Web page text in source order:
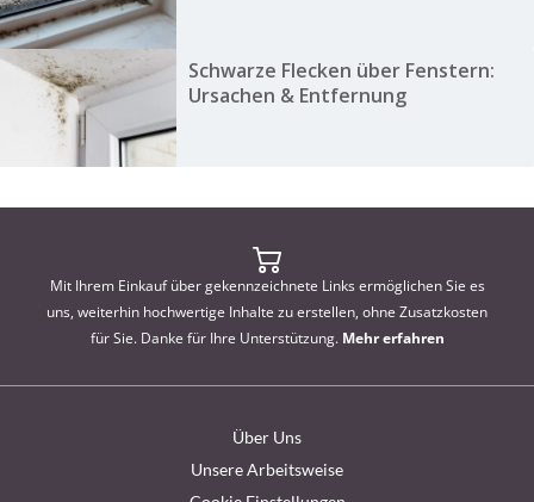
Schwarze Flecken über Fenstern:
Ursachen & Entfernung
Mit Ihrem Einkauf über gekennzeichnete Links ermöglichen Sie es
uns, weiterhin hochwertige Inhalte zu erstellen, ohne Zusatzkosten
für Sie. Danke für Ihre Unterstützung. Mehr erfahren
Über Uns
Unsere Arbeitsweise